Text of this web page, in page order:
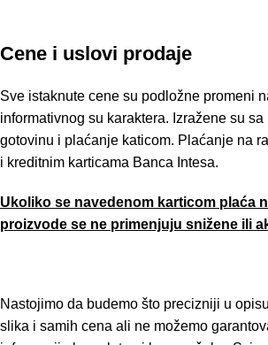
Cene i uslovi prodaje
Sve istaknute cene su podložne promeni
informativnog su karaktera. Izražene su
gotovinu i plaćanje katicom. Plaćanje na
i kreditnim karticama Banca Intesa.
Ukoliko se navedenom karticom plaća
proizvode se ne primenjuju snižene ili
Nastojimo da budemo što precizniji u
slika i samih cena ali ne možemo